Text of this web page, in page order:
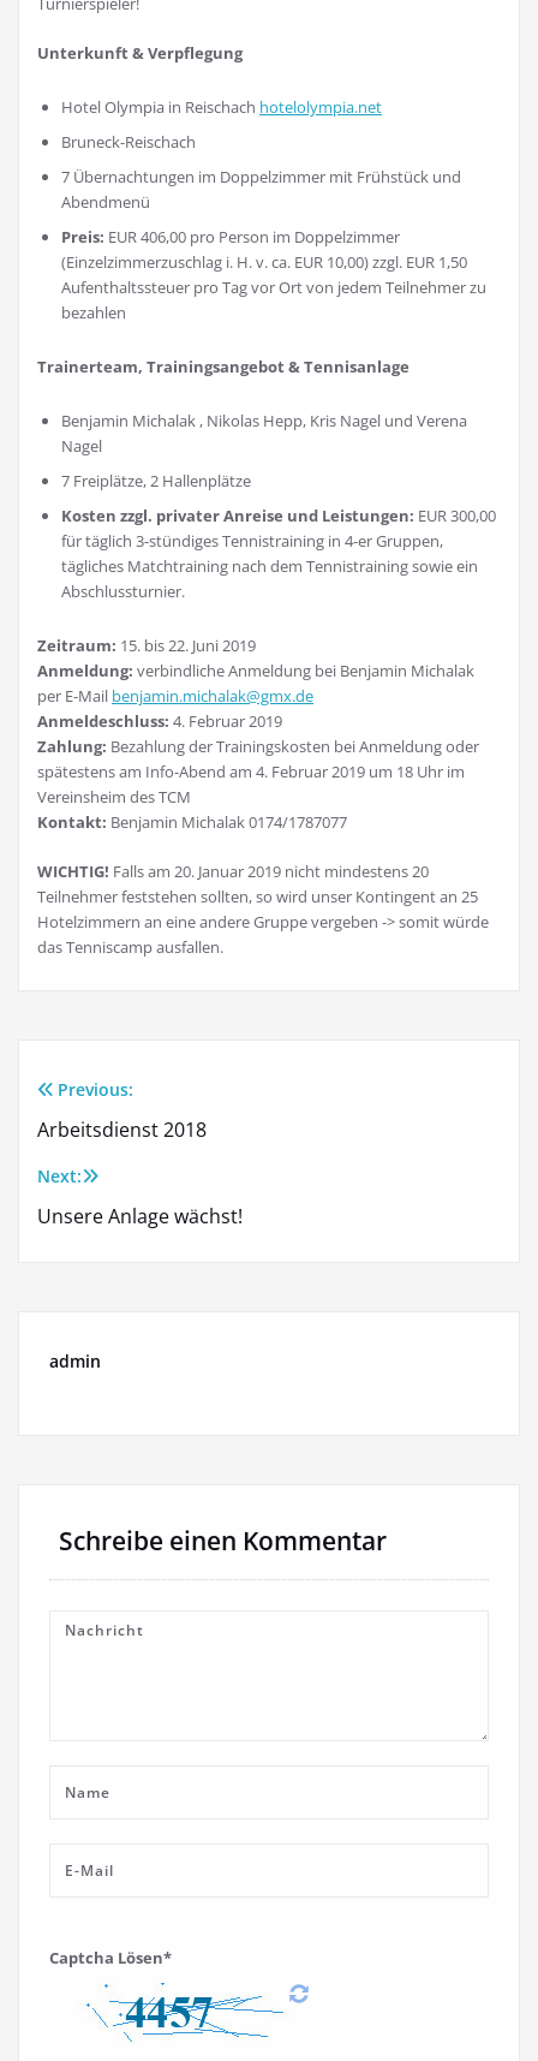
Unterkunft & Verpflegung
Hotel Olympia in Reischach hotelolympia.net
Bruneck-Reischach
7 Übernachtungen im Doppelzimmer mit Frühstück und
Abendmenü
Preis: EUR 406,00 pro Person im Doppelzimmer
(Einzelzimmerzuschlag i. H. v. ca. EUR 10,00) zzgl. EUR 1,50
Aufenthaltssteuer pro Tag vor Ort von jedem Teilnehmer zu
bezahlen
Trainerteam, Trainingsangebot & Tennisanlage
Benjamin Michalak , Nikolas Hepp, Kris Nagel und Verena
Nagel
7 Freiplätze, 2 Hallenplätze
Kosten zzgl. privater Anreise und Leistungen: EUR 300,00
für täglich 3-stündiges Tennistraining in 4-er Gruppen,
tägliches Matchtraining nach dem Tennistraining sowie ein
Abschlussturnier.
Zeitraum: 15. bis 22. Juni 2019
Anmeldung: verbindliche Anmeldung bei Benjamin Michalak
per E-Mail benjamin.michalak@gmx.de
Anmeldeschluss: 4. Februar 2019
Zahlung: Bezahlung der Trainingskosten bei Anmeldung oder
spätestens am Info-Abend am 4. Februar 2019 um 18 Uhr im
Vereinsheim des TCM
Kontakt: Benjamin Michalak 0174/1787077
WICHTIG! Falls am 20. Januar 2019 nicht mindestens 20
Teilnehmer feststehen sollten, so wird unser Kontingent an 25
Hotelzimmern an eine andere Gruppe vergeben -> somit würde
das Tenniscamp ausfallen.
Beitragsnavigation
Previous:
Arbeitsdienst 2018
Next:
Unsere Anlage wächst!
admin
Schreibe einen Kommentar
Captcha Lösen*